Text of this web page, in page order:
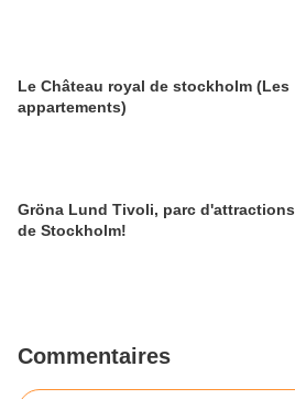
Le Château royal de stockholm (Les
appartements)
Gröna Lund Tivoli, parc d'attractions
de Stockholm!
Commentaires